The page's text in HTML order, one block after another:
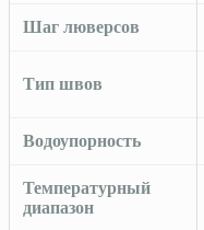
Шаг люверсов
Тип швов
Водоупорность
Температурный
диапазон